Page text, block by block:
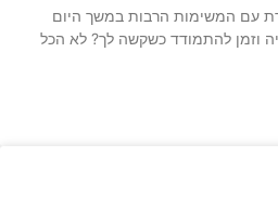
עם המשימות הרבות במשך היום
וזמן להתמודד כשקשה לך? לא הכל